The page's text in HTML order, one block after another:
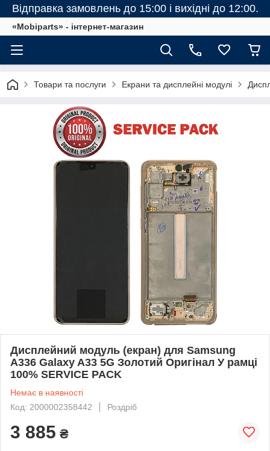
Відправка замовлень до 15:00 і вихідні до 12:00.
«Mobiparts» - інтернет-магазин
Товари та послуги Екрани та дисплейні модулі
Дисплейний модуль (екран) для Samsung
A336 Galaxy A33 5G Золотий Оригінал У рамці
100% SERVICE PACK
Немає в наявності
Код: 2000002358442
Роздріб
3 885 ₴